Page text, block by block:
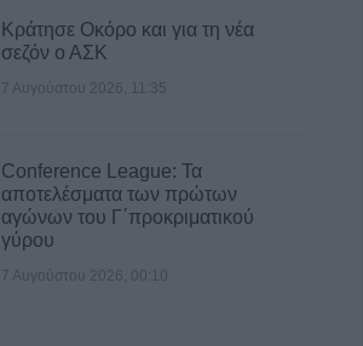
Κράτησε Οκόρο και για τη νέα
σεζόν ο ΑΣΚ
7 Αυγούστου 2026, 11:35
Conference League: Τα
αποτελέσματα των πρώτων
αγώνων του Γ΄προκριματικού
γύρου
7 Αυγούστου 2026, 00:10